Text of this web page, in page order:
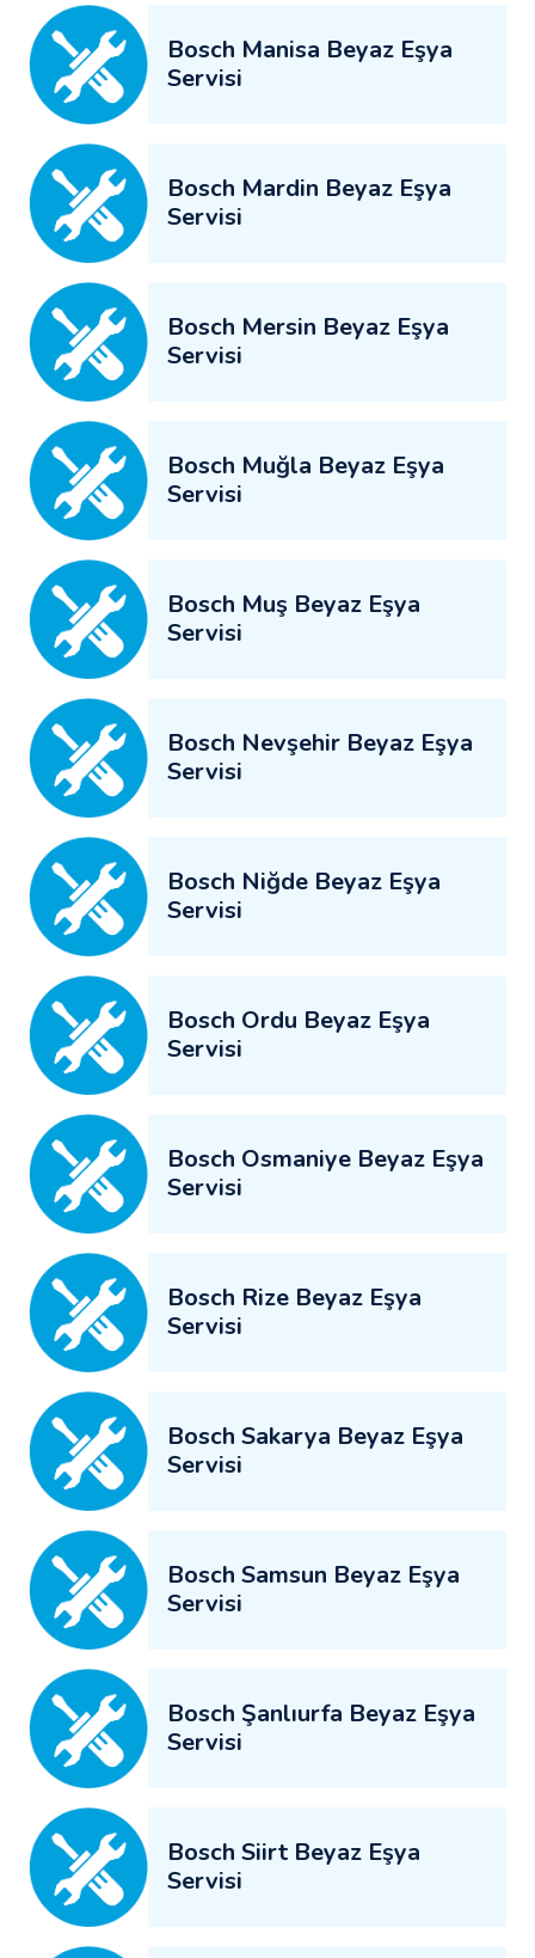
Bosch Manisa Beyaz Eşya
Servisi
Bosch Mardin Beyaz Eşya
Servisi
Bosch Mersin Beyaz Eşya
Servisi
Bosch Muğla Beyaz Eşya
Servisi
Bosch Muş Beyaz Eşya
Servisi
Bosch Nevşehir Beyaz Eşya
Servisi
Bosch Niğde Beyaz Eşya
Servisi
Bosch Ordu Beyaz Eşya
Servisi
Bosch Osmaniye Beyaz Eşya
Servisi
Bosch Rize Beyaz Eşya
Servisi
Bosch Sakarya Beyaz Eşya
Servisi
Bosch Samsun Beyaz Eşya
Servisi
Bosch Şanlıurfa Beyaz Eşya
Servisi
Bosch Siirt Beyaz Eşya
Servisi